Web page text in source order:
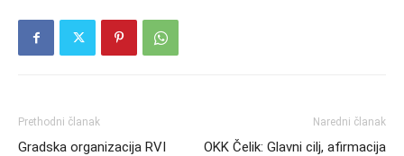
Prethodni članak
Gradska organizacija RVI
Naredni članak
OKK Čelik: Glavni cilj, afirmacija